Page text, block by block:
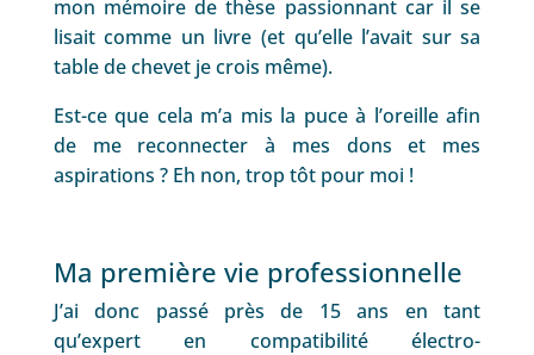
mon mémoire de thèse passionnant car il se
lisait comme un livre (et qu’elle l’avait sur sa
table de chevet je crois même).
Est-ce que cela m’a mis la puce à l’oreille afin
de me reconnecter à mes dons et mes
aspirations ? Eh non, trop tôt pour moi !
Ma première vie professionnelle
J’ai donc passé près de 15 ans en tant
qu’expert en compatibilité électro-